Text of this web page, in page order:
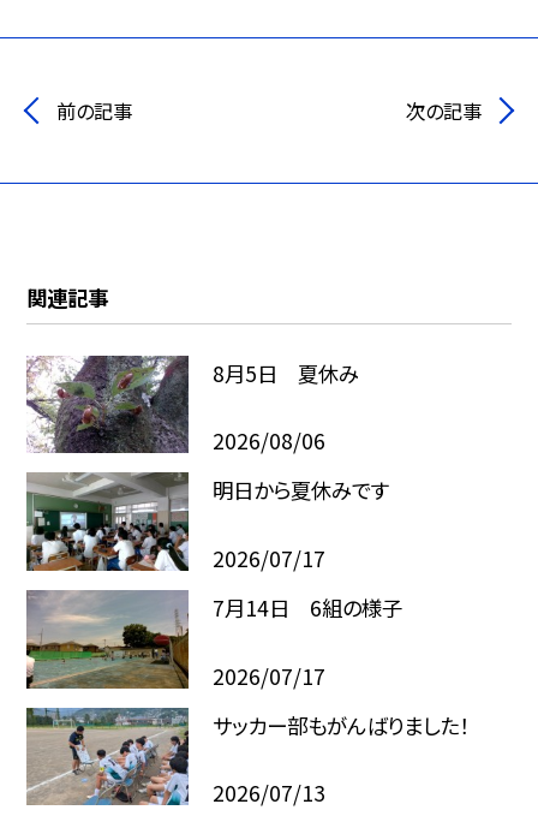
前の記事 次の記事
関連記事
8月5日 夏休み
2026/08/06
明日から夏休みです
2026/07/17
7月14日 6組の様子
2026/07/17
サッカー部もがんばりました！
2026/07/13